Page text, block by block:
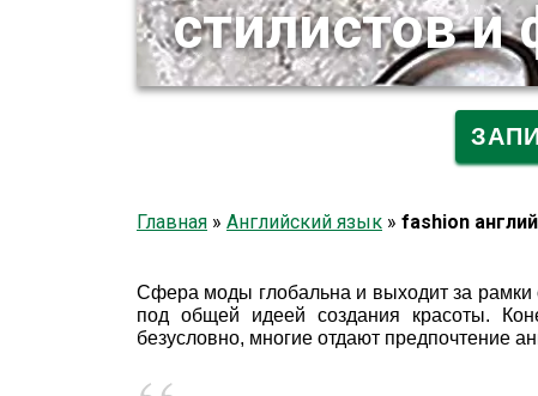
стилистов и
Главная » Английский язык » fashion
Сфера моды глобальна и выходит за
под общей идеей создания красоты.
безусловно, многие отдают предпочтение